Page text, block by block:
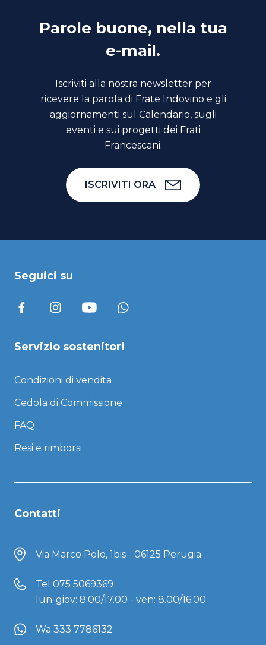
Parole buone, nella tua
e-mail.
Iscriviti alla nostra newsletter per
ricevere la parola di Frate Indovino e gli
aggiornamenti sul Calendario, sugli
eventi e sui progetti dei Frati
Francescani.
ISCRIVITI ORA
Seguici su
Servizio sostenitori
Condizioni di vendita
Cedola di Commissione
FAQ
Resi e rimborsi
Contatti
Via Marco Polo, 1bis - 06125 Perugia
Tel 075 5069369
lun-giov: 8.00/17.00 - ven: 8.00/16.00
Wa 333 7786132